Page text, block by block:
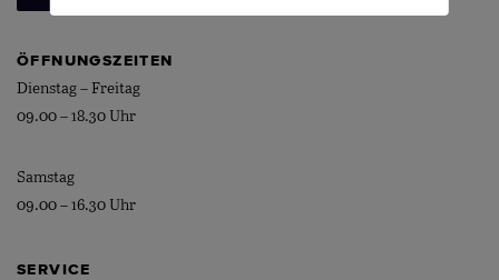
ÖFFNUNGSZEITEN
Dienstag – Freitag
09.00 – 18.30 Uhr
Samstag
09.00 – 16.30 Uhr
SERVICE